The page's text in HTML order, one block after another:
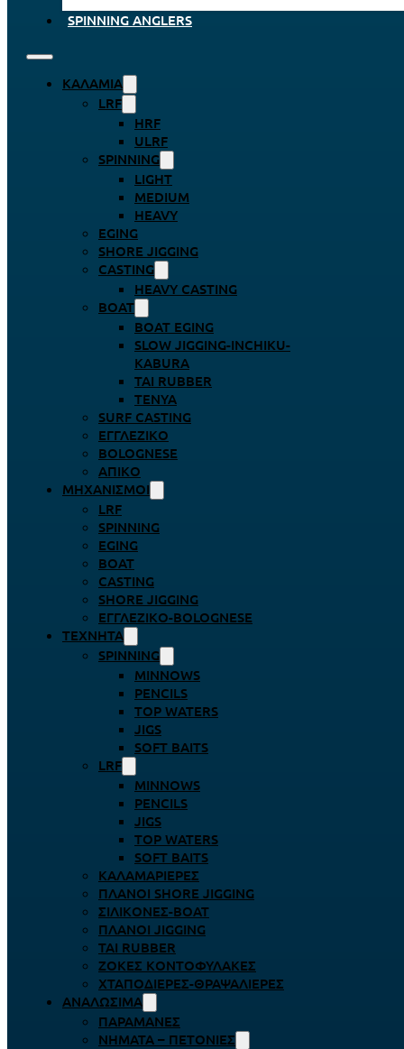
SPINNING ANGLERS
ΚΑΛΆΜΙΑ
LRF
HRF
ULRF
SPINNING
LIGHT
MEDIUM
HEAVY
EGING
SHORE JIGGING
CASTING
HEAVY CASTING
BOAT
BOAT EGING
SLOW JIGGING-INCHIKU-
KABURA
TAI RUBBER
TENYA
SURF CASTING
ΕΓΓΛΈΖΙΚΟ
BOLOGNESE
ΑΠΊΚΟ
ΜΗΧΑΝΙΣΜΟΊ
LRF
SPINNING
EGING
BOAT
CASTING
SHORE JIGGING
ΕΓΓΛΈΖΙΚΟ-BOLOGNESE
ΤΕΧΝΗΤΆ
SPINNING
MINNOWS
PENCILS
TOP WATERS
JIGS
SOFT BAITS
LRF
MINNOWS
PENCILS
JIGS
TOP WATERS
SOFT BAITS
ΚΑΛΑΜΑΡΙΈΡΕΣ
ΠΛΆΝΟΙ SHORE JIGGING
ΣΙΛΙΚΌΝΕΣ-BOAT
ΠΛΆΝΟΙ JIGGING
TAI RUBBER
ΖΌΚΕΣ ΚΟΝΤΟΦΎΛΑΚΕΣ
ΧΤΑΠΟΔΙΈΡΕΣ-ΘΡΑΨΑΛΙΈΡΕΣ
ΑΝΑΛΏΣΙΜΑ
ΠΑΡΑΜΆΝΕΣ
ΝΉΜΑΤΑ – ΠΕΤΟΝΙΈΣ